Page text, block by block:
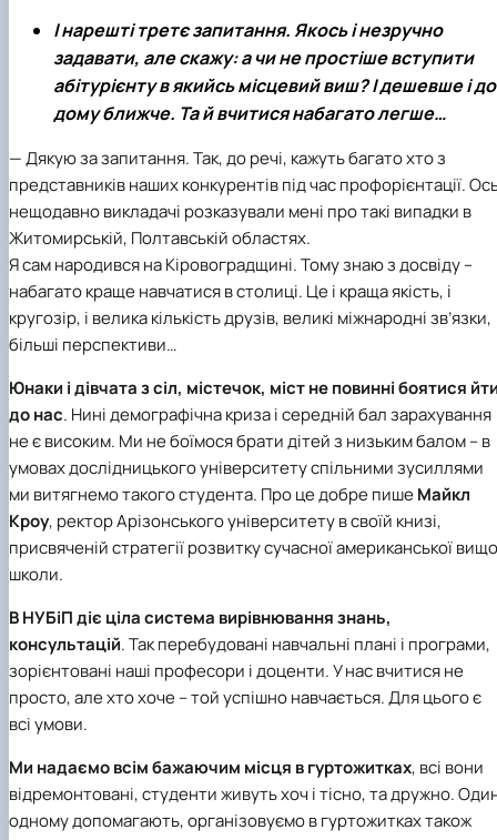
І нарешті третє запитання. Якось і незручно
задавати, але скажу: а чи не простіше вступити
абітурієнту в якийсь місцевий виш? І дешевше і до
дому ближче. Та й вчитися набагато легше…
— Дякую за запитання. Так, до речі, кажуть багато хто з
представників наших конкурентів під час профорієнтації.
нещодавно викладачі розказували мені про такі випадки в
Житомирській, Полтавській областях.
Я сам народився на Кіровоградщині. Тому знаю з досвіду –
набагато краще навчатися в столиці. Це і краща якість, і
кругозір, і велика кількість друзів, великі міжнародні зв’язки,
більші перспективи…
Юнаки і дівчата з сіл, містечок, міст не повинні боятися
до нас. Нині демографічна криза і середній бал зарахування
не є високим. Ми не боїмося брати дітей з низьким балом – в
умовах дослідницького університету спільними зусиллями
ми витягнемо такого студента. Про це добре пишеМайкл
Кроу, ректорАрізонського університетув своїй книзі,
присвяченій стратегії розвитку сучасної американської
школи.
В НУБіП діє ціла система вирівнювання знань,
консультацій. Так перебудовані навчальні плані і програми,
зорієнтовані наші професори і доценти. У нас вчитися не
просто, але хто хоче – той успішно навчається. Для цього є
всі умови.
Ми надаємо всім бажаючим місця в гуртожитках, всі вони
відремонтовані, студенти живуть хоч і тісно, та дружно.
одному допомагають, організовуємо в гуртожитках також